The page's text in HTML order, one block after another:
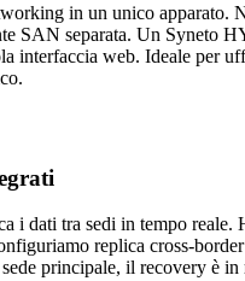
in un unico apparato.
SAN separata. Un Syneto
interfaccia web. Ideale per
i dati tra sedi in tempo reale.
replica cross-
principale, il recovery è in